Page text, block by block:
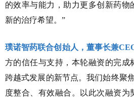
的效率与能力，助力更多创新药物
新的治疗希望。”
璞诺智药联合创始人，董事长兼
方的信任与支持，本轮融资的完成
跨越式发展的新节点。我们始终聚
度整合、有效融合。以此次融资为